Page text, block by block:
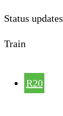
Status updates
Train
R20